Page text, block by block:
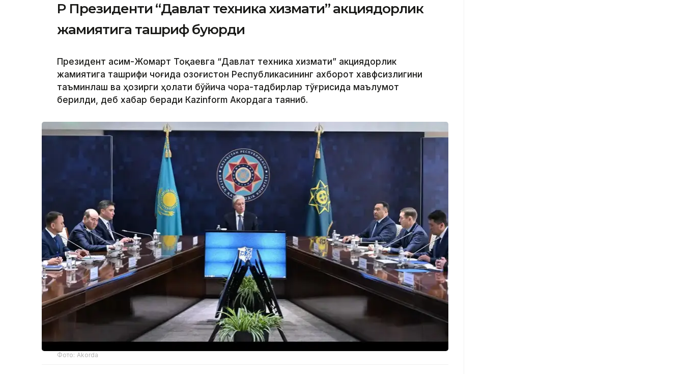
ҚР Президенти “Давлат техника хизмати” акциядорлик
жамиятига ташриф буюрди
Президент Қасим-Жомарт Тоқаевга “Давлат техника хизмати” акциядорлик
жамиятига ташрифи чоғида Қозоғистон Республикасининг ахборот хавфсизлигини
таъминлаш ва ҳозирги ҳолати бўйича чора-тадбирлар тўғрисида маълумот
берилди, деб хабар беради Каzinform Акордага таяниб.
Фото: Akorda